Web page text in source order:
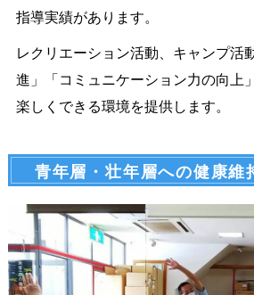
指導実績があります。
レクリエーション活動、キャンプ活
進」「コミュニケーション力の向上
楽しくできる環境を提供します。
青年層・壮年層への健康維